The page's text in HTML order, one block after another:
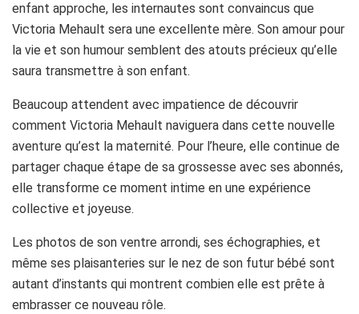
enfant approche, les internautes sont convaincus que
Victoria Mehault sera une excellente mère. Son amour pour
la vie et son humour semblent des atouts précieux qu’elle
saura transmettre à son enfant.
Beaucoup attendent avec impatience de découvrir
comment Victoria Mehault naviguera dans cette nouvelle
aventure qu’est la maternité. Pour l’heure, elle continue de
partager chaque étape de sa grossesse avec ses abonnés,
elle transforme ce moment intime en une expérience
collective et joyeuse.
Les photos de son ventre arrondi, ses échographies, et
même ses plaisanteries sur le nez de son futur bébé sont
autant d’instants qui montrent combien elle est prête à
embrasser ce nouveau rôle.